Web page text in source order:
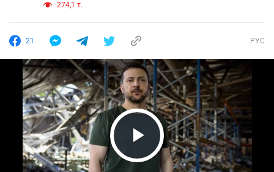
274,1 т.
21 РУС
Play Video